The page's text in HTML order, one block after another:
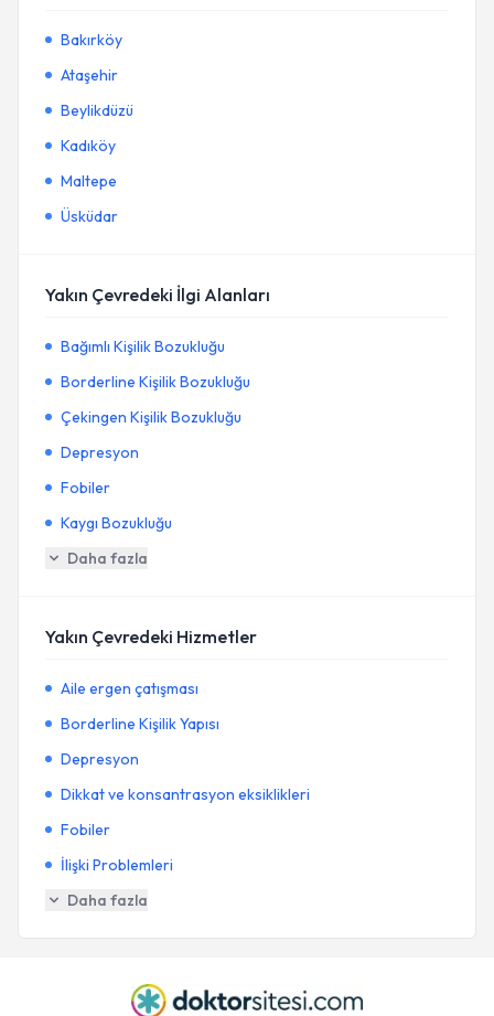
Bakırköy
Ataşehir
Beylikdüzü
Kadıköy
Maltepe
Üsküdar
Yakın Çevredeki İlgi Alanları
Bağımlı Kişilik Bozukluğu
Borderline Kişilik Bozukluğu
Çekingen Kişilik Bozukluğu
Depresyon
Fobiler
Kaygı Bozukluğu
Daha fazla
Yakın Çevredeki Hizmetler
Aile ergen çatışması
Borderline Kişilik Yapısı
Depresyon
Dikkat ve konsantrasyon eksiklikleri
Fobiler
İlişki Problemleri
Daha fazla